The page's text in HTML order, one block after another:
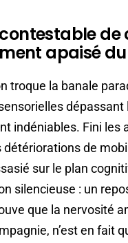
apaisé
troque la banale
indéniables. Fini
détériorations de
sur le plan
silencieuse : un
que la nervosité
n’est en fait